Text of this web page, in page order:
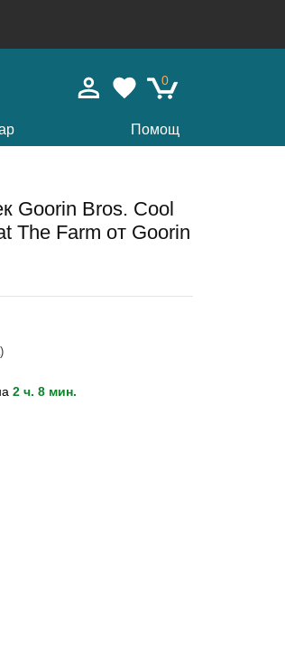
0
Помощ
Goorin Bros. Cool
The Farm от Goorin
2 ч. 8 мин.